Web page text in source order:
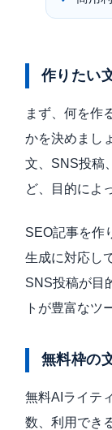
作りたい
まず、何を作
かを決めまし
文、SNS投稿
ど、目的によ
SEO記事を作
生成に対応し
SNS投稿が目
トが豊富なツ
無料枠の
無料AIライテ
数、利用でき